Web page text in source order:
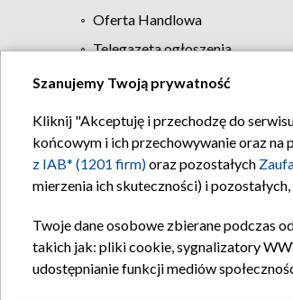
Oferta Handlowa
Telegazeta ogłoszenia
Szanujemy Twoją prywatność
Kliknij "Akceptuję i przechodzę do
końcowym i ich przechowywanie oraz na
z IAB* (1201 firm)oraz pozostałych
mierzenia ich skuteczności) i
Twoje dane osobowe zbierane podczas
takich jak: pliki cookie, sygnalizatory
udostępnianie funkcji mediów